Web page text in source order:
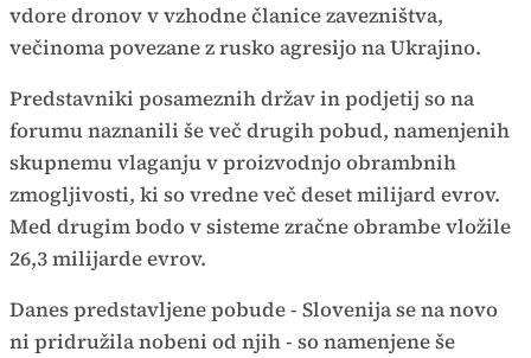
vdore dronov v vzhodne članice zavezništva,
večinoma povezane z rusko agresijo na Ukrajino.
Predstavniki posameznih držav in podjetij so na
forumu naznanili še več drugih pobud, namenjenih
skupnemu vlaganju v proizvodnjo obrambnih
zmogljivosti, ki so vredne več deset milijard evrov.
Med drugim bodo v sisteme zračne obrambe vložile
26,3 milijarde evrov.
Danes predstavljene pobude - Slovenija se na novo
ni pridružila nobeni od njih - so namenjene še